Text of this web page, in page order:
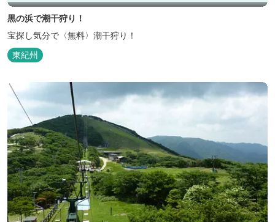
黒の浜で潮干狩り！
宝探し気分で〈無料〉潮干狩り！
東紀州